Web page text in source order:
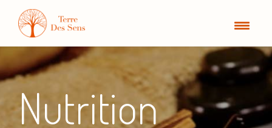
Nutrition